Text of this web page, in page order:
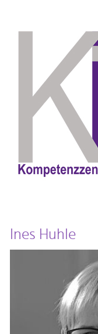
Ines Huhle